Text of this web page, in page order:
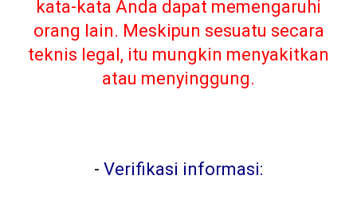
kata-kata Anda dapat memengaruhi
orang lain. Meskipun sesuatu secara
teknis legal, itu mungkin menyakitkan
atau menyinggung.
- Verifikasi informasi: